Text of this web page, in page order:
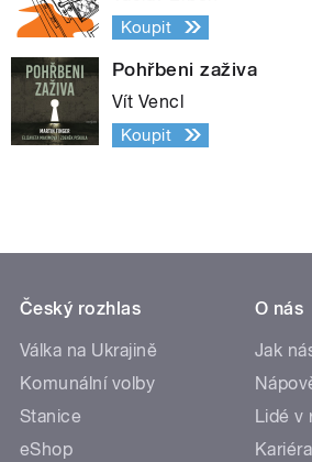
Koupit
Pohřbeni zaživa
Vít Vencl
Koupit
Český rozhlas
Válka na Ukrajině
Komunální volby
Stanice
eShop
O nás
Jak
Lidé v
Kariéra